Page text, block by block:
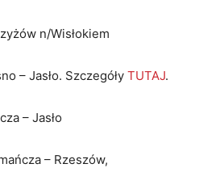
n/Wisłokiem
– Jasło. Szczegóły TUTAJ.
– Jasło
– Rzeszów,